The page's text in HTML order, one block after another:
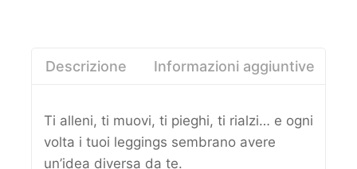
Descrizione Informazioni aggiuntive
Ti alleni, ti muovi, ti pieghi, ti rialzi… e ogni
volta i tuoi leggings sembrano avere
un’idea diversa da te.